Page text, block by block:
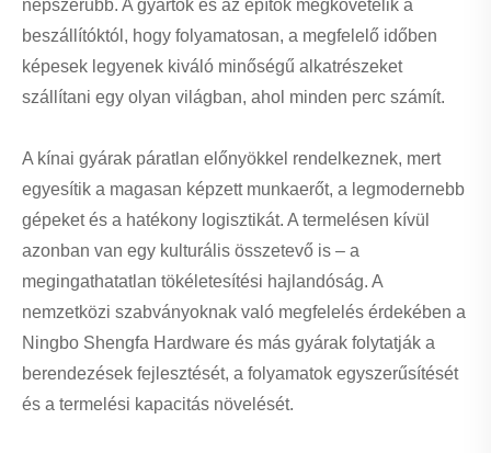
népszerűbb. A gyártók és az építők megkövetelik a
beszállítóktól, hogy folyamatosan, a megfelelő időben
képesek legyenek kiváló minőségű alkatrészeket
szállítani egy olyan világban, ahol minden perc számít.
A kínai gyárak páratlan előnyökkel rendelkeznek, mert
egyesítik a magasan képzett munkaerőt, a legmodernebb
gépeket és a hatékony logisztikát. A termelésen kívül
azonban van egy kulturális összetevő is – a
megingathatatlan tökéletesítési hajlandóság. A
nemzetközi szabványoknak való megfelelés érdekében a
Ningbo Shengfa Hardware és más gyárak folytatják a
berendezések fejlesztését, a folyamatok egyszerűsítését
és a termelési kapacitás növelését.